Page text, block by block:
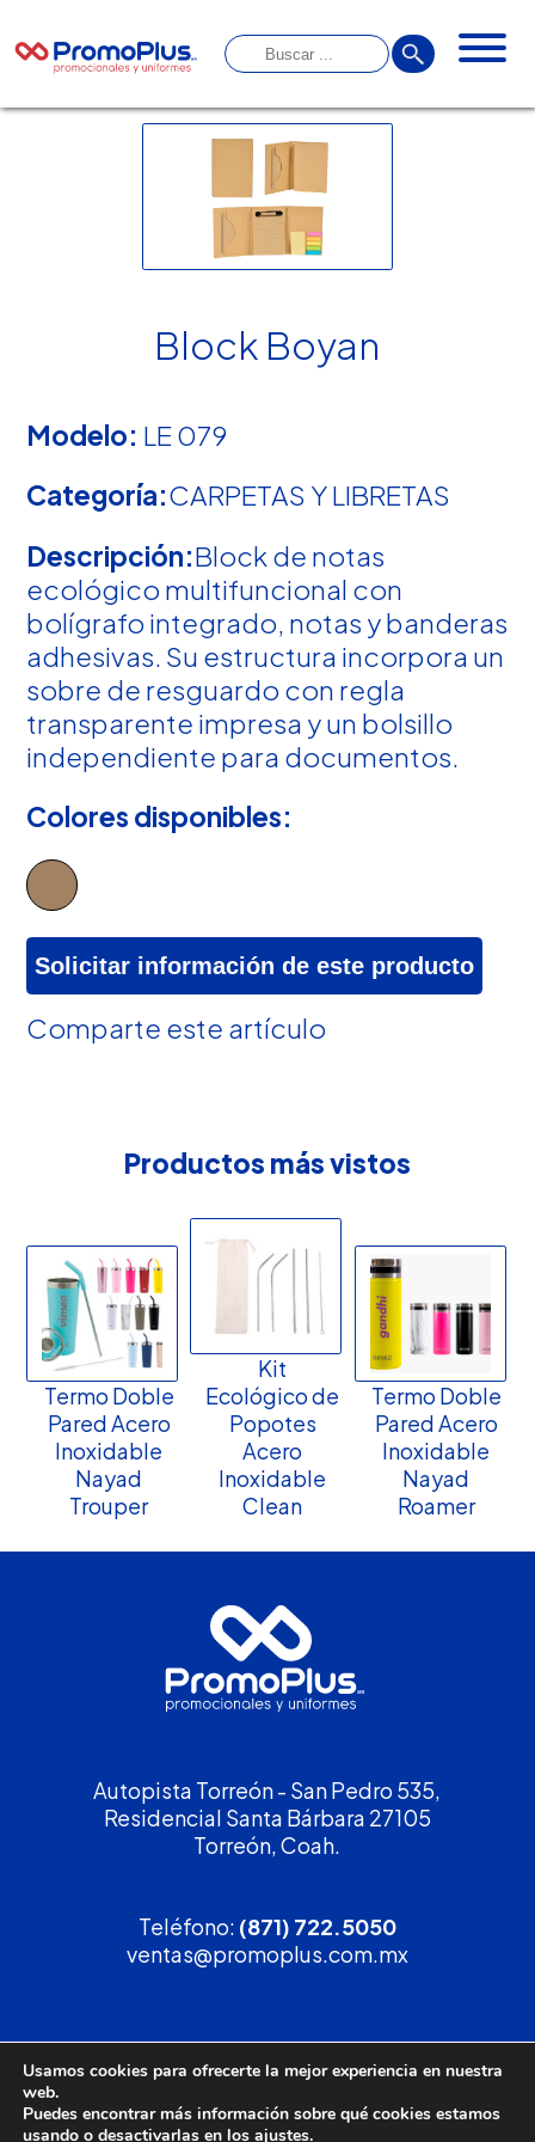
Block Boyan
Modelo: LE 079
Categoría:CARPETAS Y LIBRETAS
Descripción:Block de notas
ecológico multifuncional con
bolígrafo integrado, notas y banderas
adhesivas. Su estructura incorpora un
sobre de resguardo con regla
transparente impresa y un bolsillo
independiente para documentos.
Colores disponibles:
Solicitar información de este producto
Comparte este artículo
Productos más vistos
Termo Doble
Pared Acero
Inoxidable
Nayad
Trouper
Kit
Ecológico de
Popotes
Acero
Inoxidable
Clean
Termo Doble
Pared Acero
Inoxidable
Nayad
Roamer
Autopista Torreón - San Pedro 535,
Residencial Santa Bárbara 27105
Torreón, Coah.
Teléfono: (871) 722.5050
ventas@promoplus.com.mx
¡Solicita tucotización!
(800) 90 PROMO
Usamos cookies para ofrecerte la mejor experiencia en nuestra
web.
Puedes encontrar más información sobre qué cookies estamos
usando o desactivarlas en los ajustes.